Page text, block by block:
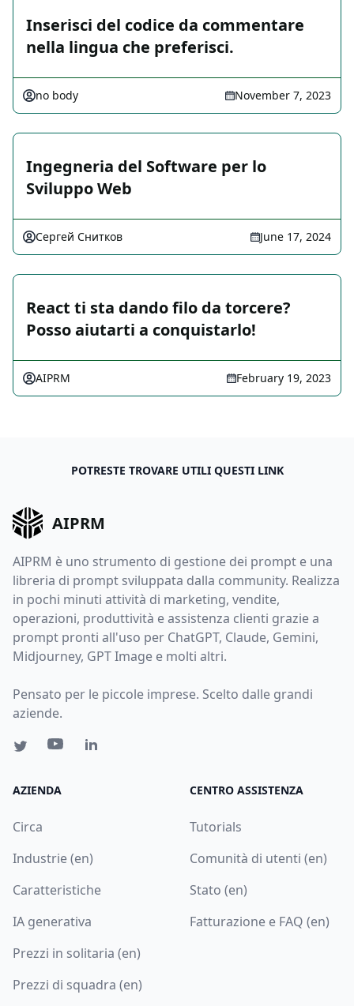
Inserisci del codice da commentare
nella lingua che preferisci.
no body November 7, 2023
Ingegneria del Software per lo
Sviluppo Web
Сергей Снитков June 17, 2024
React ti sta dando filo da torcere?
Posso aiutarti a conquistarlo!
AIPRM February 19, 2023
POTRESTE TROVARE UTILI QUESTI LINK
AIPRM
AIPRM è uno strumento di gestione dei prompt e una
libreria di prompt sviluppata dalla community. Realizza
in pochi minuti attività di marketing, vendite,
operazioni, produttività e assistenza clienti grazie a
prompt pronti all'uso per ChatGPT, Claude, Gemini,
Midjourney, GPT Image e molti altri.
Pensato per le piccole imprese. Scelto dalle grandi
aziende.
AZIENDA
Circa
Industrie (en)
Caratteristiche
IA generativa
Prezzi in solitaria (en)
Prezzi di squadra (en)
CENTRO ASSISTENZA
Tutorials
Comunità di utenti (en)
Stato (en)
Fatturazione e FAQ (en)